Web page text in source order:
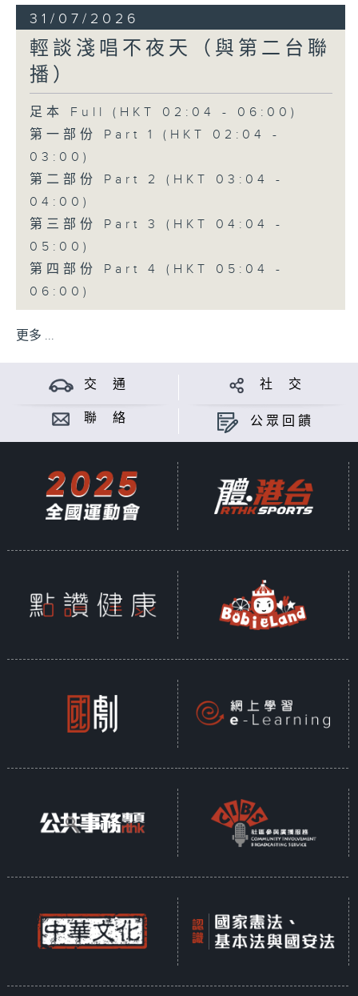
31/07/2026
輕談淺唱不夜天（與第二台聯
播）
足本 Full (HKT 02:04 - 06:00)
第一部份 Part 1 (HKT 02:04 -
03:00)
第二部份 Part 2 (HKT 03:04 -
04:00)
第三部份 Part 3 (HKT 04:04 -
05:00)
第四部份 Part 4 (HKT 05:04 -
06:00)
更多 ...
交 通 社 交
聯 絡 公眾回饋